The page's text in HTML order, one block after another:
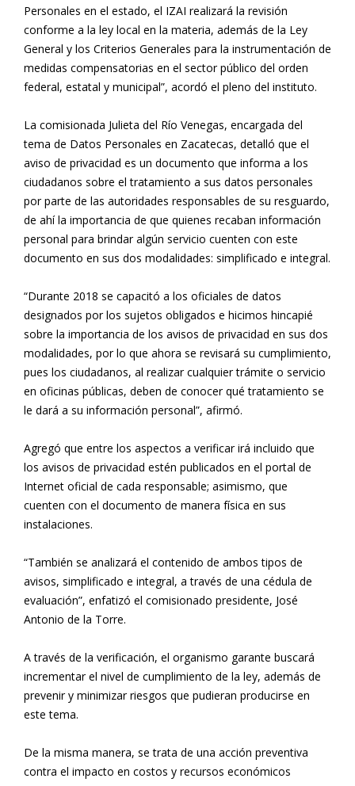
Personales en el estado, el IZAI realizará la revisión
conforme a la ley local en la materia, además de la Ley
General y los Criterios Generales para la instrumentación de
medidas compensatorias en el sector público del orden
federal, estatal y municipal”, acordó el pleno del instituto.
La comisionada Julieta del Río Venegas, encargada del
tema de Datos Personales en Zacatecas, detalló que el
aviso de privacidad es un documento que informa a los
ciudadanos sobre el tratamiento a sus datos personales
por parte de las autoridades responsables de su resguardo,
de ahí la importancia de que quienes recaban información
personal para brindar algún servicio cuenten con este
documento en sus dos modalidades: simplificado e integral.
“Durante 2018 se capacitó a los oficiales de datos
designados por los sujetos obligados e hicimos hincapié
sobre la importancia de los avisos de privacidad en sus dos
modalidades, por lo que ahora se revisará su cumplimiento,
pues los ciudadanos, al realizar cualquier trámite o servicio
en oficinas públicas, deben de conocer qué tratamiento se
le dará a su información personal”, afirmó.
Agregó que entre los aspectos a verificar irá incluido que
los avisos de privacidad estén publicados en el portal de
Internet oficial de cada responsable; asimismo, que
cuenten con el documento de manera física en sus
instalaciones.
“También se analizará el contenido de ambos tipos de
avisos, simplificado e integral, a través de una cédula de
evaluación”, enfatizó el comisionado presidente, José
Antonio de la Torre.
A través de la verificación, el organismo garante buscará
incrementar el nivel de cumplimiento de la ley, además de
prevenir y minimizar riesgos que pudieran producirse en
este tema.
De la misma manera, se trata de una acción preventiva
contra el impacto en costos y recursos económicos